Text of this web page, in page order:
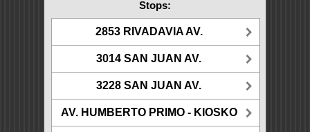
Stops:
2853 RIVADAVIA AV.
3014 SAN JUAN AV.
3228 SAN JUAN AV.
AV. HUMBERTO PRIMO - KIOSKO